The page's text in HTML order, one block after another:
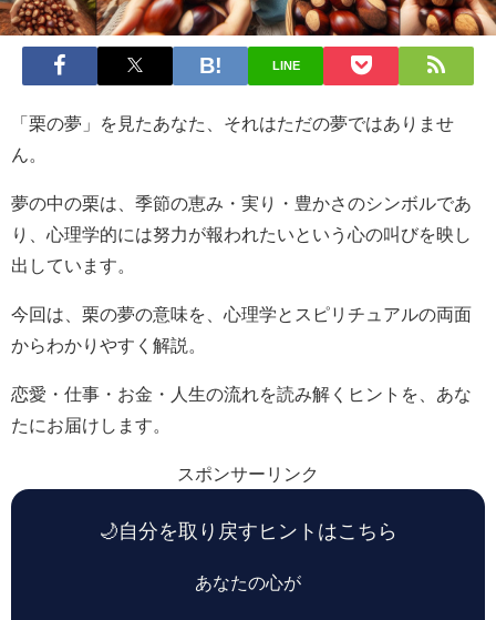
LINE
「栗の夢」を見たあなた、それはただの夢ではありませ
ん。
夢の中の栗は、季節の恵み・実り・豊かさのシンボルであ
り、心理学的には努力が報われたいという心の叫びを映し
出しています。
今回は、栗の夢の意味を、心理学とスピリチュアルの両面
からわかりやすく解説。
恋愛・仕事・お金・人生の流れを読み解くヒントを、あな
たにお届けします。
スポンサーリンク
🌙自分を取り戻すヒントはこちら
あなたの心が